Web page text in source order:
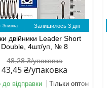
Залишилось 3 дні
двійники Leader Short
Double, 4шт/уп, № 8
48,28 ₴/упаковка
43,45 ₴/упаковка
до відправки Тільки оптом